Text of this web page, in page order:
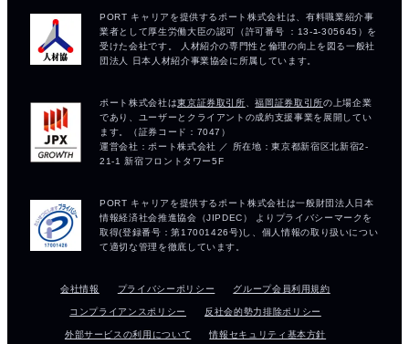
会社情報 プライバシーポリシー グループ会員利用規約
コンプライアンスポリシー 反社会的勢力排除ポリシー
外部サービスの利用について 情報セキュリティ基本方針